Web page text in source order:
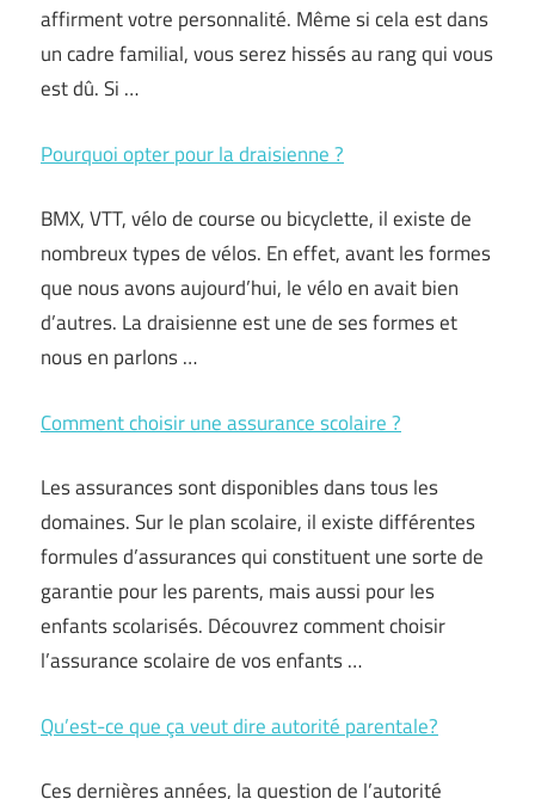
affirment votre personnalité. Même si cela est dans
un cadre familial, vous serez hissés au rang qui vous
est dû. Si …
Pourquoi opter pour la draisienne ?
BMX, VTT, vélo de course ou bicyclette, il existe de
nombreux types de vélos. En effet, avant les formes
que nous avons aujourd’hui, le vélo en avait bien
d’autres. La draisienne est une de ses formes et
nous en parlons …
Comment choisir une assurance scolaire ?
Les assurances sont disponibles dans tous les
domaines. Sur le plan scolaire, il existe différentes
formules d’assurances qui constituent une sorte de
garantie pour les parents, mais aussi pour les
enfants scolarisés. Découvrez comment choisir
l’assurance scolaire de vos enfants …
Qu’est-ce que ça veut dire autorité parentale?
Ces dernières années, la question de l’autorité